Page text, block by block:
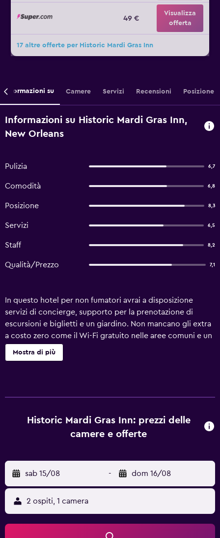
49 €
Visualizza
offerta
17 altre offerte per Historic Mardi Gras Inn
Informazioni su Camere Servizi Recensioni Posizione
Informazioni su Historic Mardi Gras Inn,
New Orleans
Pulizia 6,7
Comodità 6,8
Posizione 8,3
Servizi 6,5
Staff 8,2
Qualità/Prezzo 7,1
In questo hotel per non fumatori avrai a disposizione
servizi di concierge, supporto per la prenotazione di
escursioni e biglietti e un giardino. Non mancano gli extra
a costo zero come il Wi-Fi gratuito nelle aree comuni e un
parcheggio gratuito. Altri servizi includono un'area picnic
e distributore automatico. Historic Mardi Gras Inn offre 31
cavo. I bagni sono dotati di vasca o doccia e set di
cortesia gratuiti. Durante il tuo soggiorno puoi navigare su
soffitto. Le pulizie vengono eseguite tutti i giorni; inoltre,
è possibile richiedere frigoriferi.
Mostra di più
Historic Mardi Gras Inn: prezzi delle
camere e offerte
sab 15/08 - dom 16/08
2 ospiti, 1 camera